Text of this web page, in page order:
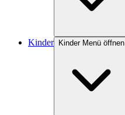
Kinder Kinder Menü öffnen